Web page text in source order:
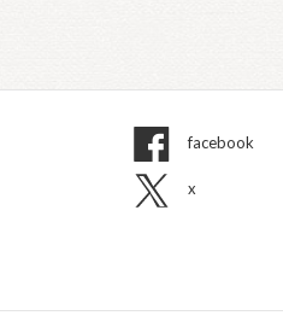
facebook
x